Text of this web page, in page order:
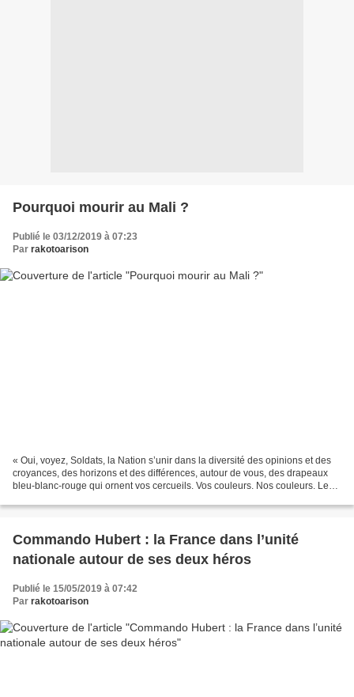
Pourquoi mourir au Mali ?
Publié le 03/12/2019 à 07:23
Par rakotoarison
« Oui, voyez, Soldats, la Nation s’unir dans la diversité des opinions et des
croyances, des horizons et des différences, autour de vous, des drapeaux
bleu-blanc-rouge qui ornent vos cercueils. Vos couleurs. Nos couleurs. Les
Commando Hubert : la France dans l’unité
nationale autour de ses deux héros
Publié le 15/05/2019 à 07:42
Par rakotoarison